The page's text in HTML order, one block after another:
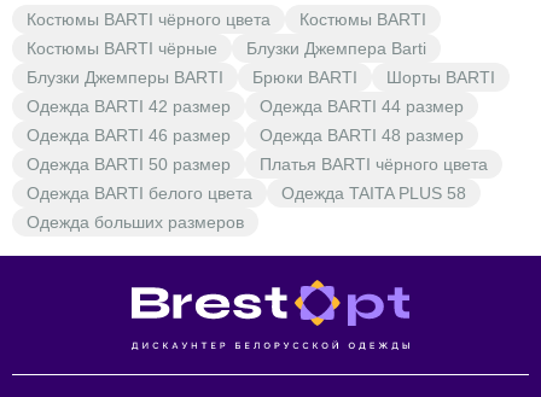
Костюмы BARTI чёрного цвета
Костюмы BARTI
Костюмы BARTI чёрные
Блузки Джемпера Barti
Блузки Джемперы BARTI
Брюки BARTI
Шорты BARTI
Одежда BARTI 42 размер
Одежда BARTI 44 размер
Одежда BARTI 46 размер
Одежда BARTI 48 размер
Одежда BARTI 50 размер
Платья BARTI чёрного цвета
Одежда BARTI белого цвета
Одежда TAITA PLUS 58
Одежда больших размеров